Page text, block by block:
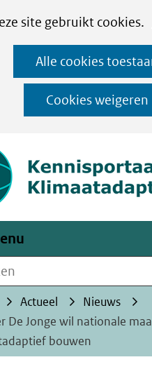
site gebruikt cookies.
Alle cookies
Cookies weigeren
Ga
naar
de
inhoud
Actueel
Nieuws
De Jonge wil nationale
bouwen